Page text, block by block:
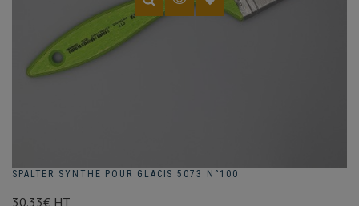
SPALTER SYNTHE POUR GLACIS 5073 N°100
30.33€ HT